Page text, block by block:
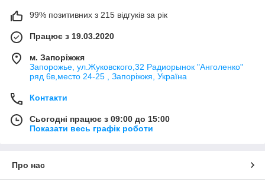
99% позитивних з 215 відгуків за рік
Працює з 19.03.2020
м. Запоріжжя
Запорожье, ул.Жуковского,32 Радиорынок "Анголенко"
ряд 6в,место 24-25 , Запоріжжя, Україна
Контакти
Сьогодні працює з 09:00 до 15:00
Показати весь графік роботи
Про нас